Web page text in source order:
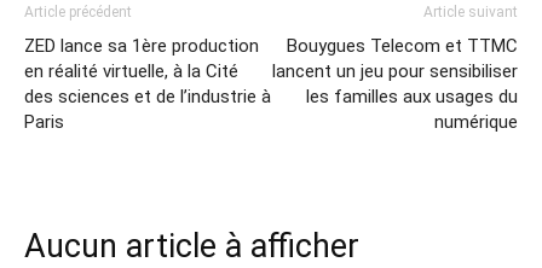
Article précédent
ZED lance sa 1ère production
en réalité virtuelle, à la Cité
des sciences et de l’industrie à
Paris
Article suivant
Bouygues Telecom et TTMC
lancent un jeu pour sensibiliser
les familles aux usages du
numérique
Aucun article à afficher